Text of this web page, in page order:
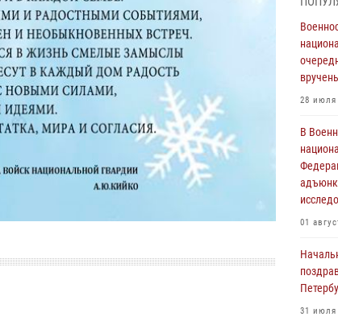
28 июля
В
итоги
27 июля
23 июля
22 июля
28 июля
В
01
31 июля